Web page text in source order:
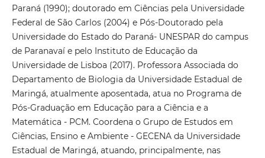
Paraná (1990); doutorado em Ciências pela Universidade
Federal de São Carlos (2004) e Pós-Doutorado pela
Universidade do Estado do Paraná- UNESPAR do campus
de Paranavaí e pelo Instituto de Educação da
Universidade de Lisboa (2017). Professora Associada do
Departamento de Biologia da Universidade Estadual de
Maringá, atualmente aposentada, atua no Programa de
Pós-Graduação em Educação para a Ciência e a
Matemática - PCM. Coordena o Grupo de Estudos em
Ciências, Ensino e Ambiente - GECENA da Universidade
Estadual de Maringá, atuando, principalmente, nas